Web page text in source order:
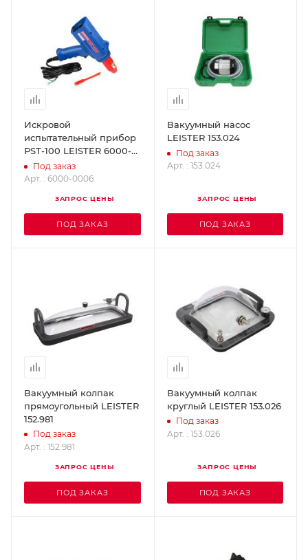
Искровой
испытательный прибор
РST-100 LEISTER 6000-
0006
Под заказ
Арт. : 6000-0006
ЗАПРОС ЦЕНЫ
ПОД ЗАКАЗ
Вакуумный насос
LEISTER 153.024
Под заказ
Арт. : 153.024
ЗАПРОС ЦЕНЫ
ПОД ЗАКАЗ
Вакуумный колпак
прямоугольный LEISTER
152.981
Под заказ
Арт. : 152.981
ЗАПРОС ЦЕНЫ
ПОД ЗАКАЗ
Вакуумный колпак
круглый LEISTER 153.026
Под заказ
Арт. : 153.026
ЗАПРОС ЦЕНЫ
ПОД ЗАКАЗ